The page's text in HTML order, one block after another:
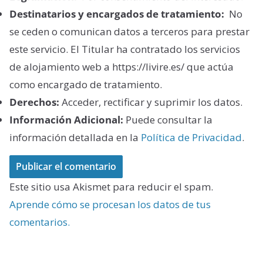
Destinatarios y encargados de tratamiento: No
se ceden o comunican datos a terceros para prestar
este servicio. El Titular ha contratado los servicios
de alojamiento web a https://livire.es/ que actúa
como encargado de tratamiento.
Derechos: Acceder, rectificar y suprimir los datos.
Información Adicional: Puede consultar la
información detallada en la Política de Privacidad.
Este sitio usa Akismet para reducir el spam.
Aprende cómo se procesan los datos de tus
comentarios.